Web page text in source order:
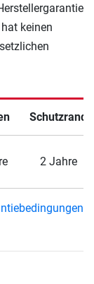
keinen
Schutzrand
2 Jahre